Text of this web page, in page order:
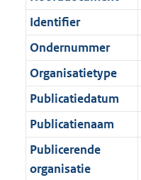
n
f
o
r
m
a
a
t
8
K
b
Identifier
Ondernummer
Organisatietype
Publicatiedatum
Publicatienaam
Publicerende
organisatie